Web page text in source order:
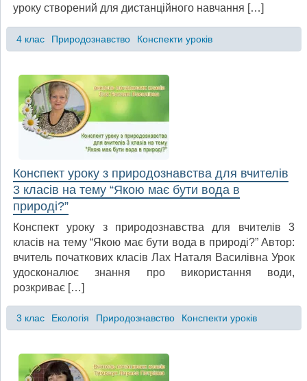
уроку створений для дистанційного навчання […]
4 клас Природознавство Конспекти уроків
Конспект уроку з природознавства для вчителів
3 класів на тему “Якою має бути вода в
природі?”
Конспект уроку з природознавства для вчителів 3
класів на тему “Якою має бути вода в природі?” Автор:
вчитель початкових класів Лах Наталя Василівна Урок
удосконалює знання про використання води,
розкриває […]
3 клас Екологія Природознавство Конспекти уроків